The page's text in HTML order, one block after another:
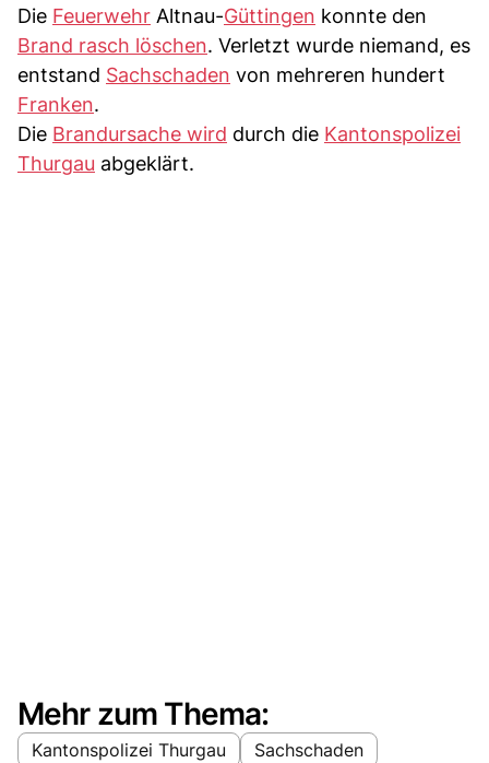
Die Feuerwehr Altnau-Güttingen konnte den
Brand rasch löschen. Verletzt wurde niemand, es
entstand Sachschaden von mehreren hundert
Franken.
Die Brandursache wird durch die Kantonspolizei
Thurgau abgeklärt.
Mehr zum Thema:
Kantonspolizei Thurgau Sachschaden